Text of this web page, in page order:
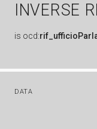
INVERSE
is ocd:
DATA